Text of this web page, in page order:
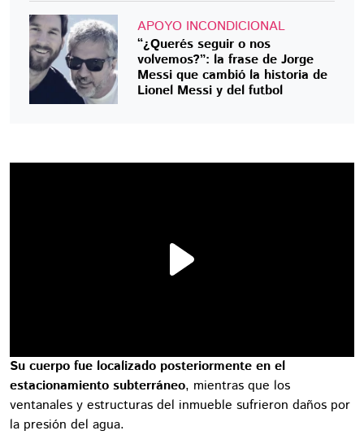
APOYO INCONDICIONAL
“¿Querés seguir o nos
volvemos?”: la frase de Jorge
Messi que cambió la historia de
Lionel Messi y del futbol
Su cuerpo fue localizado posteriormente en el
estacionamiento subterráneo, mientras que los
ventanales y estructuras del inmueble sufrieron daños por
la presión del agua.